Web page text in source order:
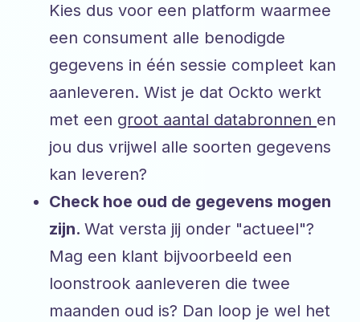
Kies dus voor een platform waarmee
een consument alle benodigde
gegevens in één sessie compleet kan
aanleveren. Wist je dat Ockto werkt
met een groot aantal databronnen en
jou dus vrijwel alle soorten gegevens
kan leveren?
Check hoe oud de gegevens mogen
zijn. Wat versta jij onder "actueel"?
Mag een klant bijvoorbeeld een
loonstrook aanleveren die twee
maanden oud is? Dan loop je wel het